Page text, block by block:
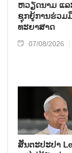
ຫວຽດ​ນາມ ແລ
ຊຸກ​ຍູ້​ການ​ຮ່ວມ​
ທະ​ຍາ​ສາດ
07/08/2026
ສັນຕະປະປາ